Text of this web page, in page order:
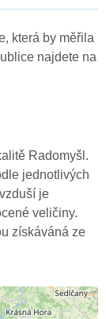
která by měřila
najdete na
Radomyšl.
jednotlivých
je
veličiny.
získáváná ze